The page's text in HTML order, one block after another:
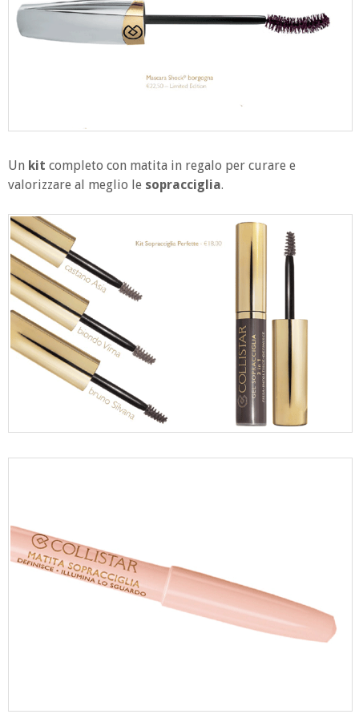
Un kit completo con matita in regalo per curare e
valorizzare al meglio le sopracciglia.